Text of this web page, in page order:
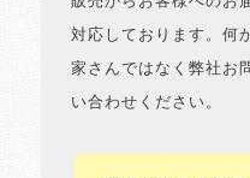
対応しております。何
家さんではなく弊社お
い合わせください。